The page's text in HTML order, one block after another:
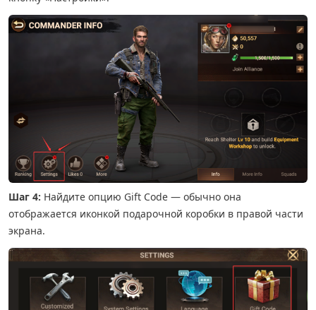
Шаг 4: Найдите опцию Gift Code — обычно она
отображается иконкой подарочной коробки в правой части
экрана.